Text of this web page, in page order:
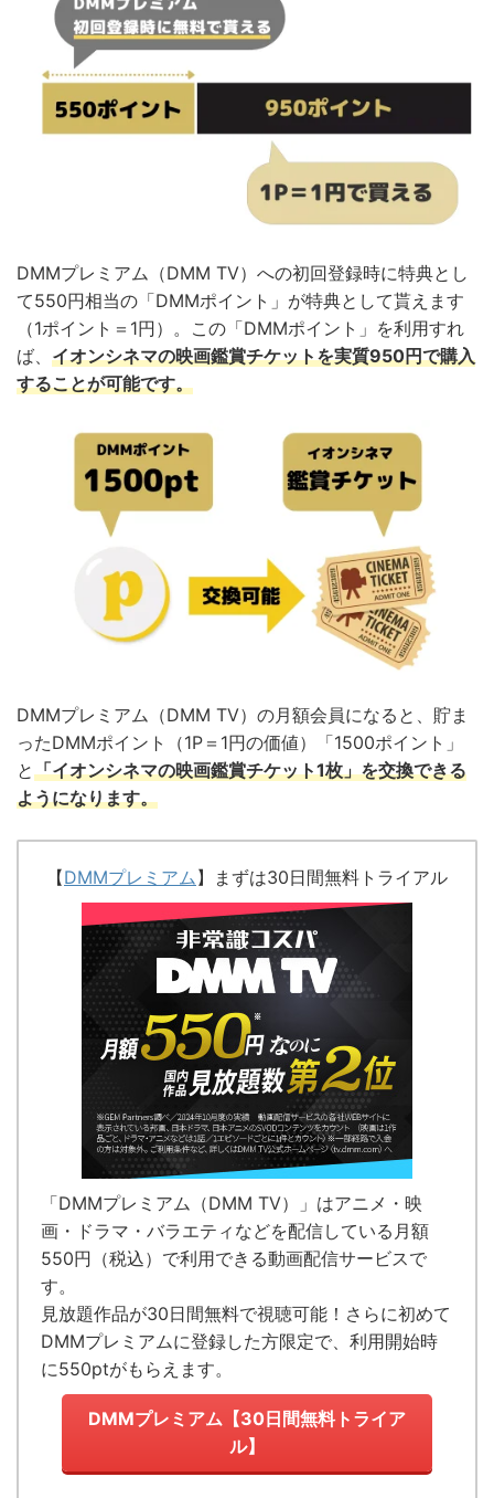
DMMプレミアム（DMM TV）への初回登録時に特典とし
て550円相当の「DMMポイント」が特典として貰えます
（1ポイント＝1円）。この「DMMポイント」を利用すれ
ば、 イオンシネマの映画鑑賞チケットを実質950円で購入
することが可能です。
DMMプレミアム（DMM TV）の月額会員になると、貯ま
ったDMMポイント（1P＝1円の価値）「1500ポイント」
と「イオンシネマの映画鑑賞チケット1枚」を交換できる
ようになります。
【DMMプレミアム 】まずは30日間無料トライアル
「DMMプレミアム（DMM TV）」はアニメ・映
画・ドラマ・バラエティなどを配信している 月額
550円（税込）で利用できる動画配信サービスで
す。
見放題作品が30日間無料で視聴可能！ さらに初めて
DMMプレミアムに登録した方限定で、利用開始時
に550ptがもらえます。
DMMプレミアム【30日間無料トライア
ル】